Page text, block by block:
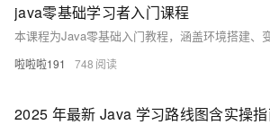
java零基础学习者入门课程
啦啦啦191 748